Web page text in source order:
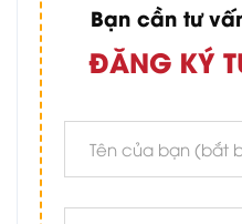
Bạn cần tư
ĐĂNG KÝ